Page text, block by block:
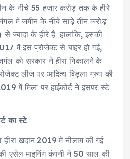
के नीचे 55 हजार करोड़ तक के हीरे
में जमीन के नीचे साढ़े तीन करोड़
के हीरे हैं. हालांकि, इसकी
में इस प्रोजेक्ट से बाहर हो गई,
को सरकार ने हीरा निकालने के
लीज पर आदित्य बिड़ला ग्रुप की
में मिला पर हाईकोर्ट ने इसपर स्टे
का स्टे
हीरा खदान 2019 में नीलाम की गई
एसेल माइनिंग कंपनी ने 50 साल की